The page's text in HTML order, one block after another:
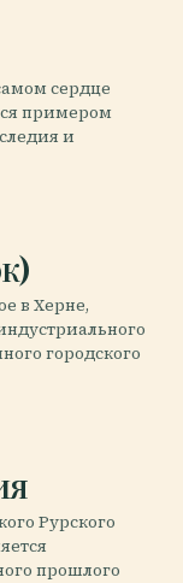
сердце
примером
и
в Херне,
городского
Рурского
прошлого